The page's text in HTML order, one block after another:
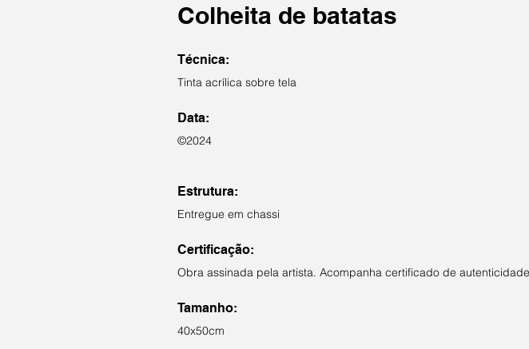
Colheita de batatas
Técnica:
Tinta acrílica sobre tela
Data:
©2024
Estrutura:
Entregue em chassi
Certificação:
Obra assinada pela artista. Acompanha certificado de
Tamanho:
40x50cm